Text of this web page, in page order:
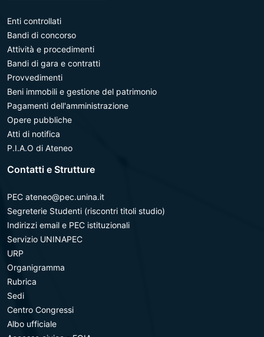
Enti controllati
Bandi di concorso
Attività e procedimenti
Bandi di gara e contratti
Provvedimenti
Beni immobili e gestione del patrimonio
Pagamenti dell'amministrazione
Opere pubbliche
Atti di notifica
P.I.A.O di Ateneo
Contatti e Strutture
PEC ateneo@pec.unina.it
Segreterie Studenti (riscontri titoli studio)
Indirizzi email e PEC istituzionali
Servizio UNINAPEC
URP
Organigramma
Rubrica
Sedi
Centro Congressi
Albo ufficiale